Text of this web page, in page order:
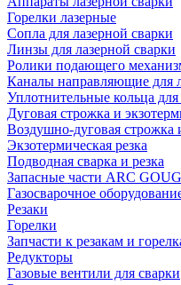
Горелки лазерные
Сопла для лазерной сварки
Линзы для лазерной сварки
Ролики подающего
Каналы направляющие для
Уплотнительные кольца для
Дуговая строжка и
Воздушно-дуговая строжка
Экзотермическая резка
Подводная сварка и резка
Запасные части ARC
Газосварочное
Резаки
Горелки
Запчасти к резакам и
Редукторы
Газовые вентили для сварки